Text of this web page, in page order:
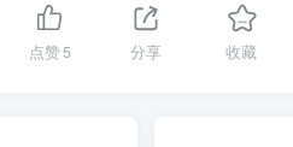
点赞5 分享 收藏